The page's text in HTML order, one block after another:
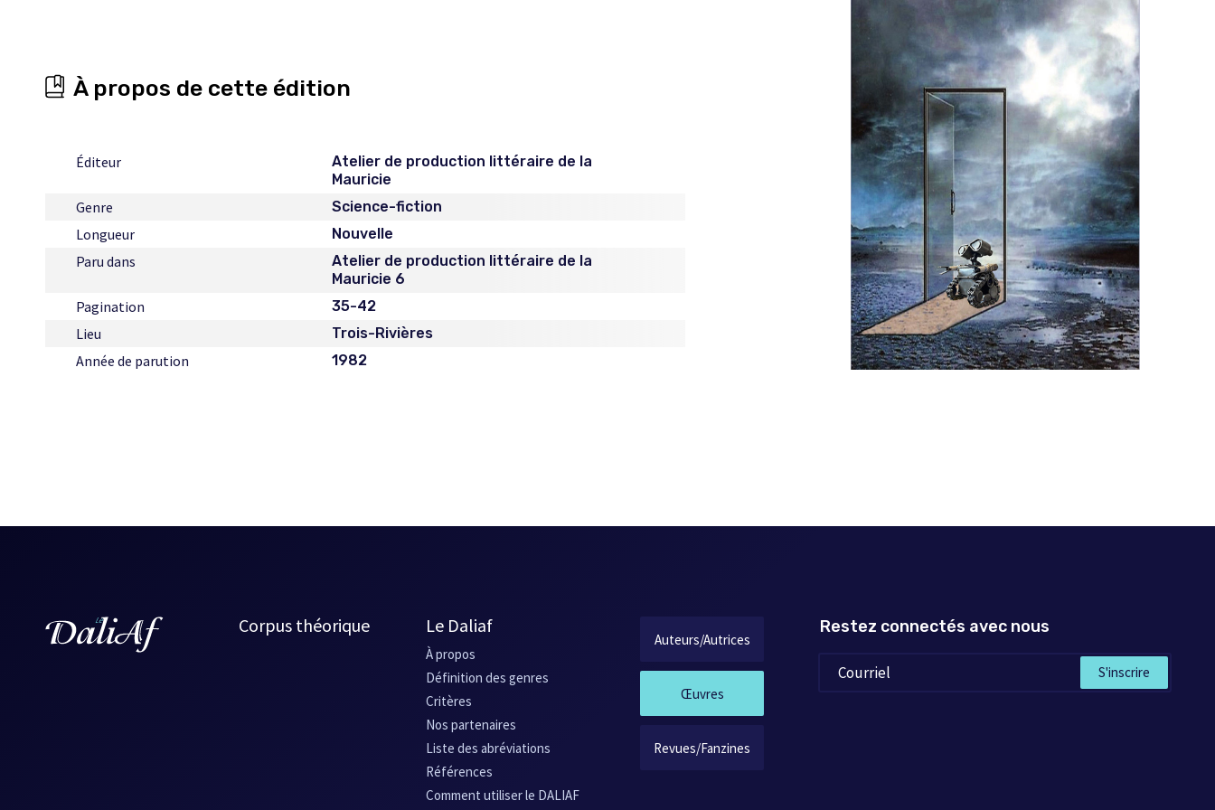
À propos de cette édition
Éditeur
Atelier de production littéraire de la
Mauricie
Genre Science-fiction
Longueur Nouvelle
Paru dans
Atelier de production littéraire de la
Mauricie 6
Pagination 35-42
Lieu Trois-Rivières
Année de parution 1982
Corpus théorique Le Daliaf
À propos
Définition des genres
Critères
Nos partenaires
Liste des abréviations
Références
Comment utiliser le DALIAF
Auteurs/Autrices
Œuvres
Revues/Fanzines
Restez connectés avec nous
S'inscrire